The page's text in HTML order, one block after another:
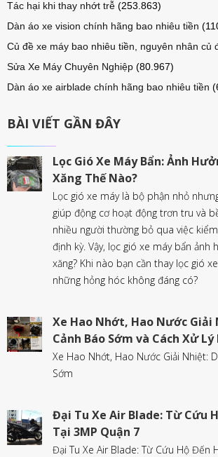
Tác hại khi thay nhớt trễ (253.863)
Dàn áo xe vision chính hãng bao nhiêu tiền
Củ đề xe máy bao nhiêu tiền, nguyên nhân củ
Sửa Xe Máy Chuyên Nghiệp (80.967)
Dàn áo xe airblade chính hãng bao nhiêu tiền
BÀI VIẾT GẦN ĐÂY
Lọc Gió Xe Máy Bẩn: Ảnh
Xăng Thế Nào?
Lọc gió xe máy là bộ phận nhỏ
giúp động cơ hoạt động trơn tru và
nhiều người thường bỏ qua việc
định kỳ. Vậy, lọc gió xe máy bẩn ảnh
xăng? Khi nào bạn cần thay lọc gió
những hỏng hóc không đáng có?
Xe Hao Nhớt, Hao Nước Giải
Cảnh Báo Sớm và Cách Xử Lý
Xe Hao Nhớt, Hao Nước Giải Nhiệt:
Sớm
Đại Tu Xe Air Blade: Từ Cứu
Tại 3MP Quận 7
Đại Tu Xe Air Blade: Từ Cứu Hộ Đến